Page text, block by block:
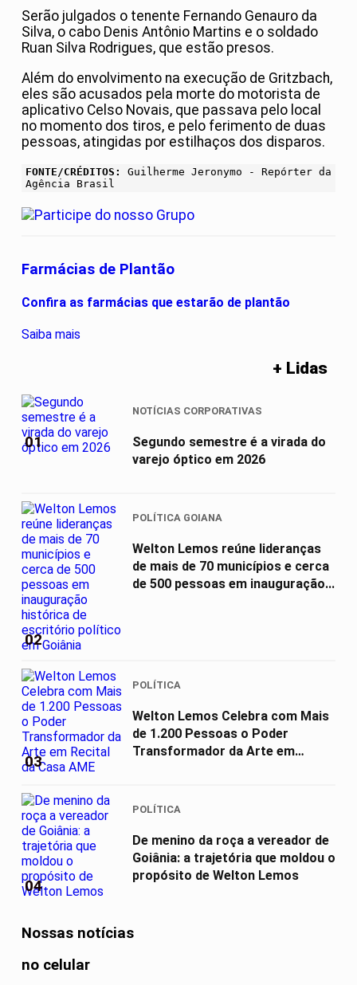
Serão julgados o tenente Fernando Genauro da
Silva, o cabo Denis Antônio Martins e o soldado
Ruan Silva Rodrigues, que estão presos.
Além do envolvimento na execução de Gritzbach,
eles são acusados pela morte do motorista de
aplicativo Celso Novais, que passava pelo local
no momento dos tiros, e pelo ferimento de duas
pessoas, atingidas por estilhaços dos disparos.
FONTE/CRÉDITOS:
Guilherme Jeronymo - Repórter da
Agência Brasil
Farmácias de Plantão
Confira as farmácias que estarão de plantão
Saiba mais
+ Lidas
01
NOTÍCIAS CORPORATIVAS
Segundo semestre é a virada do
varejo óptico em 2026
02
POLÍTICA GOIANA
Welton Lemos reúne lideranças
de mais de 70 municípios e cerca
de 500 pessoas em inauguração...
03
POLÍTICA
Welton Lemos Celebra com Mais
de 1.200 Pessoas o Poder
Transformador da Arte em
04
POLÍTICA
De menino da roça a vereador de
Goiânia: a trajetória que moldou o
propósito de Welton Lemos
Nossas notícias
no celular